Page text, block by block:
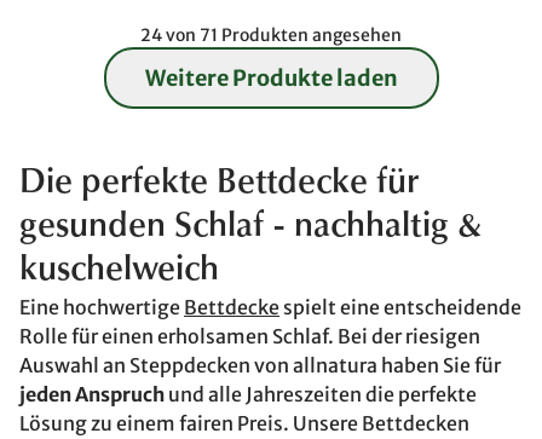
24 von 71 Produkten angesehen
Weitere Produkte laden
Die perfekte Bettdecke für
gesunden Schlaf - nachhaltig &
kuschelweich
Eine hochwertige Bettdecke spielt eine entscheidende
Rolle für einen erholsamen Schlaf. Bei der riesigen
Auswahl an Steppdecken von allnatura haben Sie für
jeden Anspruch und alle Jahreszeiten die perfekte
Lösung zu einem fairen Preis. Unsere Bettdecken